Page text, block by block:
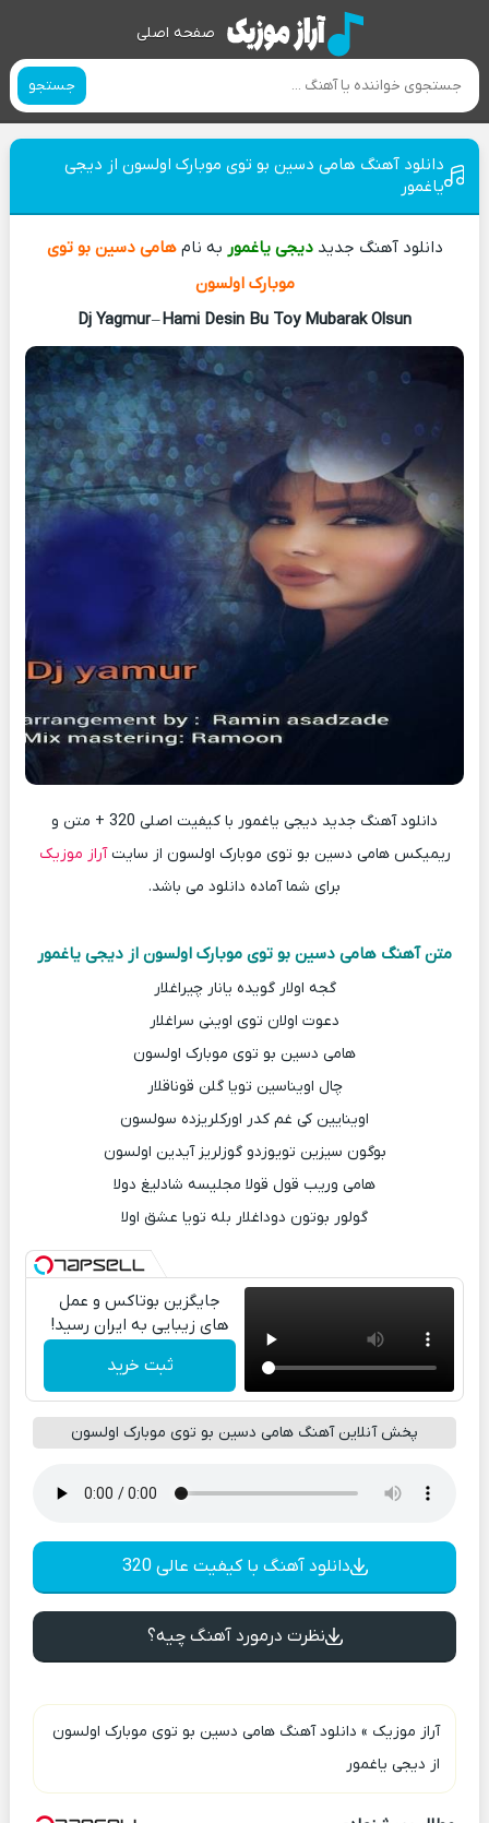
صفحه اصلی
جستجو
دانلود آهنگ هامی دسین بو توی موبارک اولسون از دیجی
یاغمور
دانلود آهنگ جدیددیجی یاغمور به نامهامی دسین بو توی
موبارک اولسون
Dj Yagmur–Hami Desin Bu Toy Mubarak Olsun
دانلود آهنگ جدید دیجی یاغمور با کیفیت اصلی 320 + متن و
ریمیکس هامی دسین بو توی موبارک اولسون از سایتآراز موزیک
برای شما آماده دانلود می باشد.
متن آهنگ هامی دسین بو توی موبارک اولسون از دیجی یاغمور
گجه اولار گویده یانار چیراغلار
دعوت اولان توی اوینی سراغلار
هامی دسین بو توی موبارک اولسون
چال اویناسین تویا گلن قوناقلار
اوینایین کی غم کدر اورکلریزده سولسون
بوگون سیزین تویوزدو گوزلریز آیدین اولسون
هامی وریب قول قولا مجلیسه شادلیغ دولا
گولور بوتون دوداغلار بله تویا عشق اولا
جایگزین بوتاکس و عمل
های زیبایی به ایران رسید!
ثبت خرید
پخش آنلاین آهنگ هامی دسین بو توی موبارک اولسون
دانلود آهنگ با کیفیت عالی 320
نظرت درمورد آهنگ چیه؟
آراز موزیک » دانلود آهنگ هامی دسین بو توی موبارک اولسون
از دیجی یاغمور